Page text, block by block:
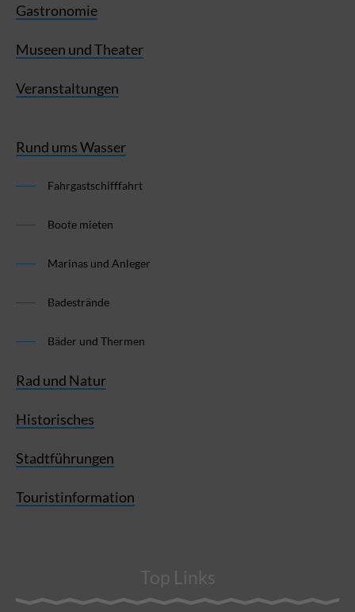
Gastronomie
Museen und Theater
Veranstaltungen
Rund ums Wasser
Fahrgastschifffahrt
Boote mieten
Marinas und Anleger
Badestrände
Bäder und Thermen
Rad und Natur
Historisches
Stadtführungen
Touristinformation
Top Links